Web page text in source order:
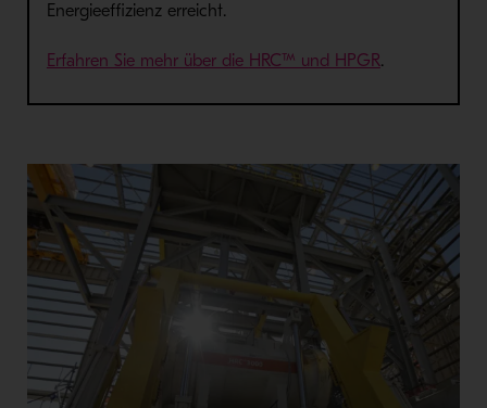
Energieeffizienz erreicht.
Erfahren Sie mehr über die HRC™ und HPGR.